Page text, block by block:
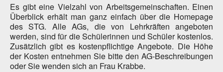
Es gibt eine Vielzahl von Arbeitsgemeinschaften. Einen
Überblick erhält man ganz einfach über die Homepage
des STG. Alle AGs, die von Lehrkräften angeboten
werden, sind für die Schülerinnen und Schüler kostenlos.
Zusätzlich gibt es kostenpflichtige Angebote. Die Höhe
der Kosten entnehmen Sie bitte den AG-Beschreibungen
oder Sie wenden sich an Frau Krabbe.